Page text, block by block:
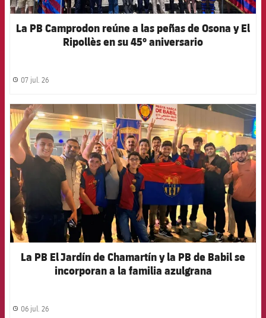
La PB Camprodon reúne a las peñas de Osona y El
Ripollès en su 45º aniversario
label.share.clock
07 jul. 26
FCB Barcelona badge
La PB El Jardín de Chamartín y la PB de Babil se
incorporan a la familia azulgrana
label.share.clock
06 jul. 26